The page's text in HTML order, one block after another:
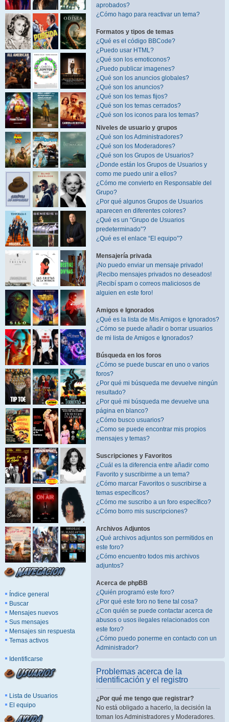
Índice general
Buscar
Mensajes nuevos
Sus mensajes
Mensajes sin respuesta
Temas activos
Identificarse
Lista de Usuarios
El equipo
aprobados?
¿Cómo hago para reactivar un tema?
Formatos y tipos de temas
¿Qué es el código BBCode?
¿Puedo usar HTML?
¿Qué son los emoticonos?
¿Puedo publicar imagenes?
¿Qué son los anuncios globales?
¿Qué son los anuncios?
¿Qué son los temas fijos?
¿Qué son los temas cerrados?
¿Qué son los iconos para los temas?
Niveles de usuario y grupos
¿Qué son los Administradores?
¿Qué son los Moderadores?
¿Qué son los Grupos de Usuarios?
¿Donde están los Grupos de Usuarios y
como me puedo unir a ellos?
¿Cómo me convierto en Responsable del
Grupo?
¿Por qué algunos Grupos de Usuarios
aparecen en diferentes colores?
¿Qué es un “Grupo de Usuarios
predeterminado”?
¿Qué es el enlace “El equipo”?
Mensajería privada
¡No puedo enviar un mensaje privado!
¡Recibo mensajes privados no deseados!
¡Recibí spam o correos maliciosos de
alguien en este foro!
Amigos e Ignorados
¿Qué es la lista de Mis Amigos e Ignorados?
¿Cómo se puede añadir o borrar usuarios
de mi lista de Amigos e Ignorados?
Búsqueda en los foros
¿Cómo se puede buscar en uno o varios
foros?
¿Por qué mi búsqueda me devuelve ningún
resultado?
¿Por qué mi búsqueda me devuelve una
página en blanco?
¿Cómo busco usuarios?
¿Como se puede encontrar mis propios
mensajes y temas?
Suscripciones y Favoritos
¿Cuál es la diferencia entre añadir como
Favorito y suscribirme a un tema?
¿Cómo marcar Favoritos o suscribirse a
temas específicos?
¿Cómo me suscribo a un foro específico?
¿Cómo borro mis suscripciones?
Archivos Adjuntos
¿Qué archivos adjuntos son permitidos en
este foro?
¿Cómo encuentro todos mis archivos
adjuntos?
Acerca de phpBB
¿Quién programó este foro?
¿Por qué este foro no tiene tal cosa?
¿Con quién se puede contactar acerca de
abusos o usos ilegales relacionados con
este foro?
¿Cómo puedo ponerme en contacto con un
Administrador?
Problemas acerca de la
identificación y el registro
¿Por qué me tengo que registrar?
No está obligado a hacerlo, la decisión la
toman los Administradores y Moderadores.